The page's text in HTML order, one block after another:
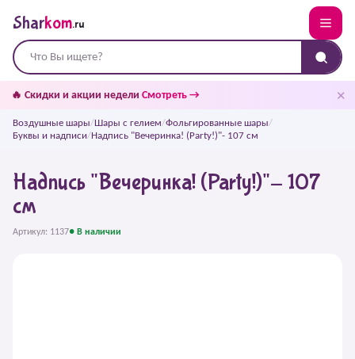
Sharkom.ru
🔥 Скидки и акции недели Смотреть → ✕
Воздушные шары/Шары с гелием/Фольгированные шары/
Буквы и надписи/Надпись "Вечеринка! (Party!)"- 107 см
Надпись "Вечеринка! (Party!)"- 107
см
Артикул: 1137● В наличии